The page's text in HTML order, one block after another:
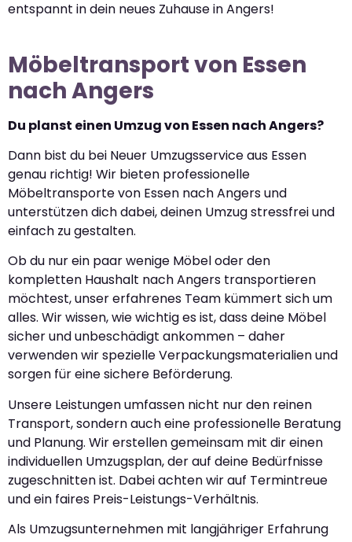
entspannt in dein neues Zuhause in Angers!
Möbeltransport von Essen
nach Angers
Du planst einen Umzug von Essen nach Angers?
Dann bist du bei Neuer Umzugsservice aus Essen
genau richtig! Wir bieten professionelle
Möbeltransporte von Essen nach Angers und
unterstützen dich dabei, deinen Umzug stressfrei und
einfach zu gestalten.
Ob du nur ein paar wenige Möbel oder den
kompletten Haushalt nach Angers transportieren
möchtest, unser erfahrenes Team kümmert sich um
alles. Wir wissen, wie wichtig es ist, dass deine Möbel
sicher und unbeschädigt ankommen – daher
verwenden wir spezielle Verpackungsmaterialien und
sorgen für eine sichere Beförderung.
Unsere Leistungen umfassen nicht nur den reinen
Transport, sondern auch eine professionelle Beratung
und Planung. Wir erstellen gemeinsam mit dir einen
individuellen Umzugsplan, der auf deine Bedürfnisse
zugeschnitten ist. Dabei achten wir auf Termintreue
und ein faires Preis-Leistungs-Verhältnis.
Als Umzugsunternehmen mit langjähriger Erfahrung